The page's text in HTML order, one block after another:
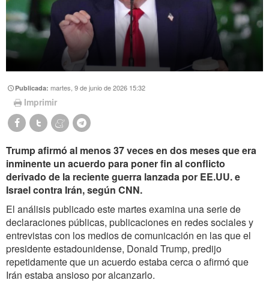
Publicada:martes, 9 de junio de 2026 15:32
Imprimir
Trump afirmó al menos 37 veces en dos meses que era
inminente un acuerdo para poner fin al conflicto
derivado de la reciente guerra lanzada por EE.UU. e
Israel contra Irán, según CNN.
El análisis publicado este martes examina una serie de
declaraciones públicas, publicaciones en redes sociales y
entrevistas con los medios de comunicación en las que el
presidente estadounidense, Donald Trump, predijo
repetidamente que un acuerdo estaba cerca o afirmó que
Irán estaba ansioso por alcanzarlo.